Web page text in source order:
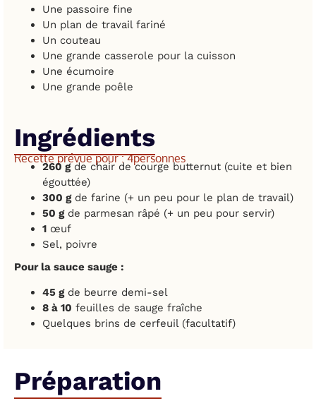
Une passoire fine
Un plan de travail fariné
Un couteau
Une grande casserole pour la cuisson
Une écumoire
Une grande poêle
Ingrédients
Recette prévue pour : 4personnes
260 gde chair de courge butternut (cuite et bien
égouttée)
300 gde farine (+ un peu pour le plan de travail)
50 gde parmesan râpé (+ un peu pour servir)
1 œuf
Sel, poivre
Pour la sauce sauge :
45 gde beurre demi-sel
8 à 10 feuilles de sauge fraîche
Quelques brins de cerfeuil (facultatif)
Préparation